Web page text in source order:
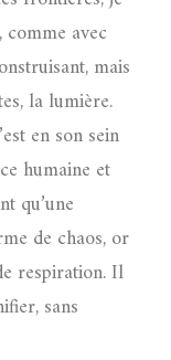
avec
mais
la lumière.
en son sein
humaine et
qu’une
de chaos, or
respiration. Il
sans